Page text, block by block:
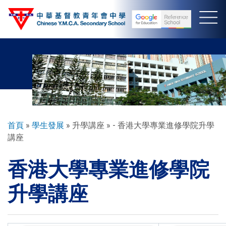
導
航
結
首頁 學生發展 升學講座
- 香港大學專業進修學院升學
講座
香港大學專業進修學院
升學講座